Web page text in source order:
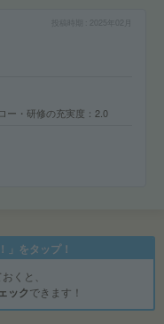
2025年02月
ー・研修の充実度 2.0
をタップ！
くと、
ックできます！